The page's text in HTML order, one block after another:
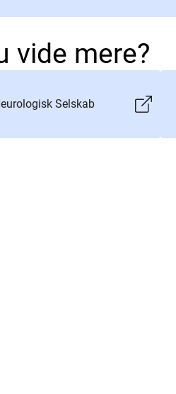
vide mere?
Selskab